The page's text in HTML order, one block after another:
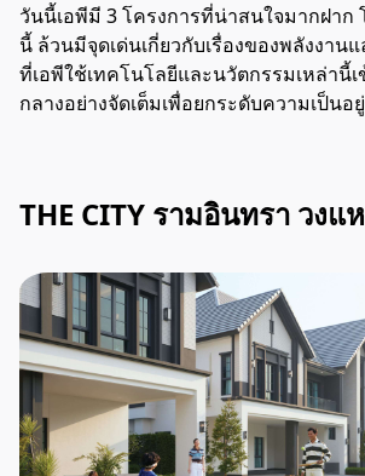
วันนี้เอพีมี 3 โครงการที่น่าสนใจมากฝาก
นี้ ล้วนมีจุดเด่นเกี่ยวกับเรื่องของพลังงาน
ที่เอพีใช้เทคโนโลยีและนวัตกรรมเหล่านี้
กลางอย่างจัดเต็มเพื่อยกระดับความเป็นอ
THE CITY รามอินทรา วงแ